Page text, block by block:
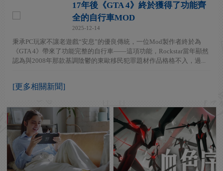
17年後《GTA 4》終於獲得了功能齊
全的自行車MOD
2025-12-14
秉承PC玩家不讓老遊戲“安息”的優良傳統，一位Mod製作者終於為
《GTA 4》帶來了功能完整的自行車——這項功能，Rockstar當年顯然
認為與2008年那款基調陰鬱的東歐移民犯罪題材作品格格不入，過...
[更多相關新聞]